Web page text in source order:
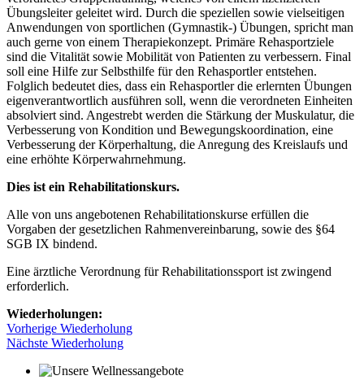
Übungsleiter geleitet wird. Durch die speziellen sowie vielseitigen
Anwendungen von sportlichen (Gymnastik-) Übungen, spricht man
auch gerne von einem Therapiekonzept. Primäre Rehasportziele
sind die Vitalität sowie Mobilität von Patienten zu verbessern. Final
soll eine Hilfe zur Selbsthilfe für den Rehasportler entstehen.
Folglich bedeutet dies, dass ein Rehasportler die erlernten Übungen
eigenverantwortlich ausführen soll, wenn die verordneten Einheiten
absolviert sind. Angestrebt werden die Stärkung der Muskulatur, die
Verbesserung von Kondition und Bewegungskoordination, eine
Verbesserung der Körperhaltung, die Anregung des Kreislaufs und
eine erhöhte Körperwahrnehmung.
Dies ist ein Rehabilitationskurs.
Alle von uns angebotenen Rehabilitationskurse erfüllen die
Vorgaben der gesetzlichen Rahmenvereinbarung, sowie des §64
SGB IX bindend.
Eine ärztliche Verordnung für Rehabilitationssport ist zwingend
erforderlich.
Wiederholungen:
Vorherige Wiederholung
Nächste Wiederholung